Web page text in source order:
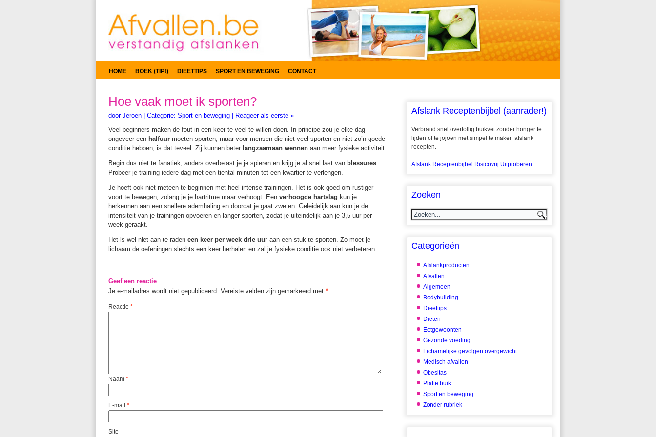
HOME BOEK (TIP!) DIEETTIPS SPORT EN BEWEGING CONTACT
Hoe vaak moet ik sporten?
door Jeroen Categorie: Sport en beweging
Reageer als eerste »
Veel beginners maken de fout in een keer te veel te willen doen. In principe zou je elke dag
ongeveer een halfuur moeten sporten, maar voor mensen die niet veel sporten en niet zo’n goede
conditie hebben, is dat teveel. Zij kunnen beter langzaamaan wennen aan meer fysieke activiteit.
Begin dus niet te fanatiek, anders overbelast je je spieren en krijg je al snel last van blessures.
Probeer je training iedere dag met een tiental minuten tot een kwartier te verlengen.
Je hoeft ook niet meteen te beginnen met heel intense trainingen. Het is ook goed om rustiger
voort te bewegen, zolang je je hartritme maar verhoogt. Een verhoogde hartslag kun je
herkennen aan een snellere ademhaling en doordat je gaat zweten. Geleidelijk aan kun je de
intensiteit van je trainingen opvoeren en langer sporten, zodat je uiteindelijk aan je 3,5 uur per
week geraakt.
Het is wel niet aan te raden een keer per week drie uur aan een stuk te sporten. Zo moet je
lichaam de oefeningen slechts een keer herhalen en zal je fysieke conditie ook niet verbeteren.
Geef een reactie
Je e-mailadres wordt niet gepubliceerd. Vereiste velden zijn gemarkeerd met *
Reactie *
Naam *
E-mail *
Site
Afslank Receptenbijbel (aanrader!)
Verbrand snel overtollig buikvet zonder honger te
lijden of te jojoën met simpel te maken afslank
recepten.
Afslank Receptenbijbel Risicovrij Uitproberen
Zoeken
Categorieën
Afslankproducten
Afvallen
Algemeen
Bodybuilding
Dieettips
Diëten
Eetgewoonten
Gezonde voeding
Lichamelijke gevolgen overgewicht
Medisch afvallen
Obesitas
Platte buik
Sport en beweging
Zonder rubriek